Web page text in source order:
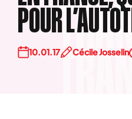
POUR
10.01.17 Cécile Josselin